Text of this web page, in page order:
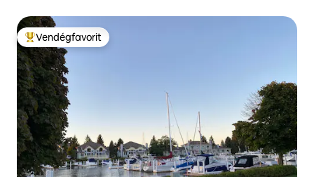
Kiemelt vendégfavorit
Vendégfavorit